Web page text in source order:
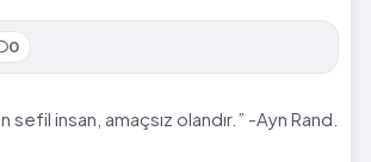
0
sefil insan, amaçsız olandır.” -Ayn Rand.